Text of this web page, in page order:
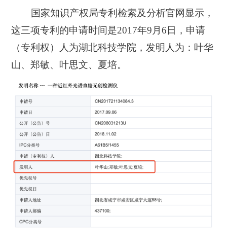
国家知识产权局专利检索及分析官网显示，
这三项专利的申请时间是2017年9月6日，申请
（专利权）人为湖北科技学院，发明人为：叶华
山、郑敏、叶思文、夏培。